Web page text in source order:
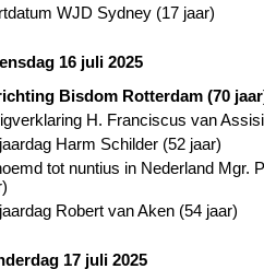
WJD Sydney (17 jaar)
16 juli 2025
Bisdom Rotterdam (70
H. Franciscus van
Harm Schilder (52 jaar)
tot nuntius in Nederland Mgr.
Robert van Aken (54 jaar)
17 juli 2025